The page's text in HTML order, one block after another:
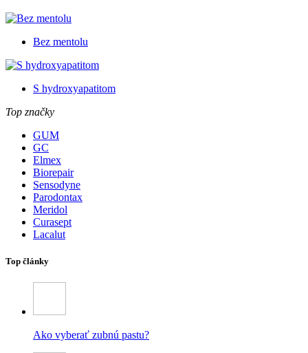
Bez mentolu
S hydroxyapatitom
Top značky
GUM
GC
Elmex
Biorepair
Sensodyne
Parodontax
Meridol
Curasept
Lacalut
Top články
Ako vyberať zubnú pastu?